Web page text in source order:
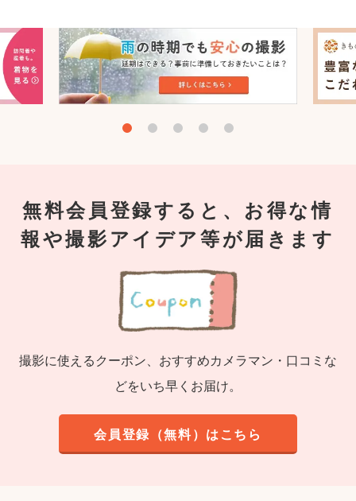
無料会員登録すると、お得な情
報や撮影アイデア等が届きます
撮影に使えるクーポン、おすすめカメラマン・口コミな
どをいち早くお届け。
会員登録（無料）はこちら